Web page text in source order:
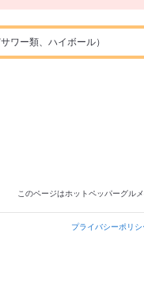
ワー類、ハイボール）
このページはホットペッパーグル
プライバシーポリシ